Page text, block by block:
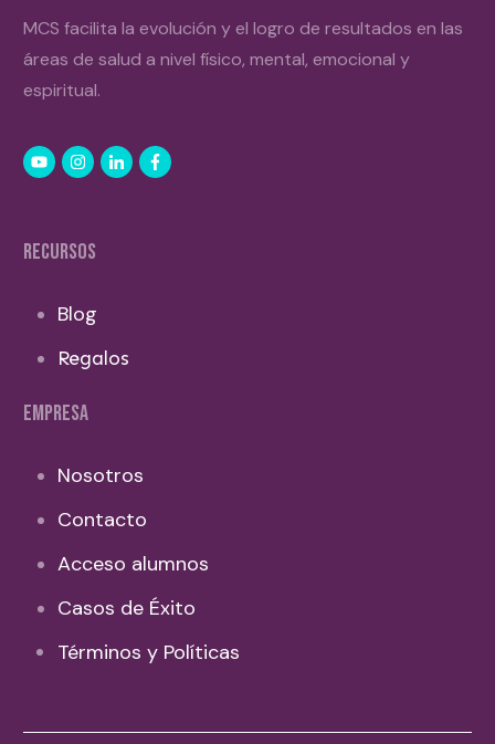
MCS facilita la evolución y el logro de resultados en las
áreas de salud a nivel físico, mental, emocional y
espiritual.
RECURSOS
Blog
Regalos
EMPRESA
Nosotros
Contacto
Acceso alumnos
Casos de Éxito
Términos y Políticas